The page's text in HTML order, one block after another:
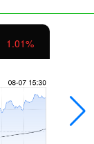
1.01%